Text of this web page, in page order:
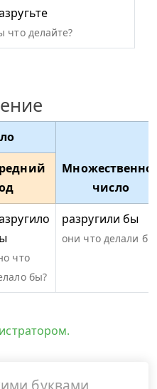
что делайте?
число
что
бы?
разругили бы
они что делали